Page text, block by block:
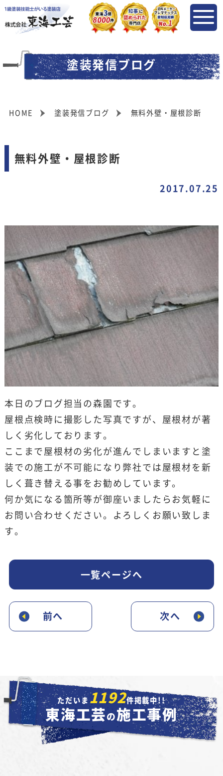
塗装発信ブログ
HOME 塗装発信ブログ 無料外壁・屋根診断
無料外壁・屋根診断
2017.07.25
本日のブログ担当の森園です。
屋根点検時に撮影した写真ですが、屋根材が著
しく劣化しております。
ここまで屋根材の劣化が進んでしまいますと塗
装での施工が不可能になり弊社では屋根材を新
しく葺き替える事をお勧めしています。
何か気になる箇所等が御座いましたらお気軽に
お問い合わせください。よろしくお願い致しま
す。
前へ
一覧ページへ
次へ
ただいま 1192件掲載中!!
東海工芸 の 施工事例